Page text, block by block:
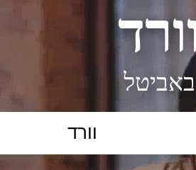
באביטל